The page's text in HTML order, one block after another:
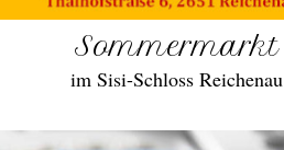
Sommermarkt
im Sisi-Schloss Reichenau